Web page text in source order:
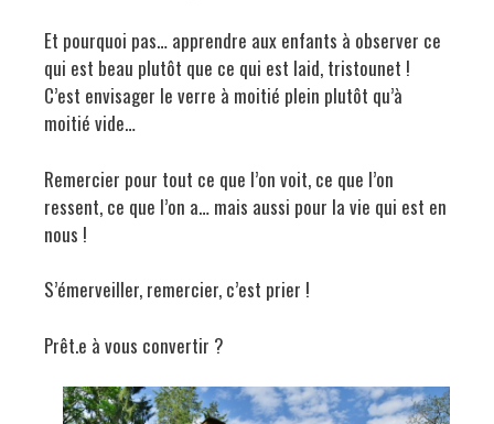
Et pourquoi pas… apprendre aux enfants à observer ce
qui est beau plutôt que ce qui est laid, tristounet !
C’est envisager le verre à moitié plein plutôt qu’à
moitié vide…
Remercier pour tout ce que l’on voit, ce que l’on
ressent, ce que l’on a… mais aussi pour la vie qui est en
nous !
S’émerveiller, remercier, c’est prier !
Prêt.e à vous convertir ?